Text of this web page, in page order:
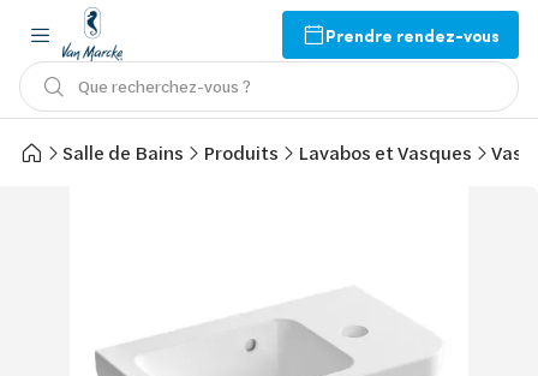
Prendre rendez-vous
Que recherchez-vous ?
Salle de Bains Produits Lavabos et Vasques